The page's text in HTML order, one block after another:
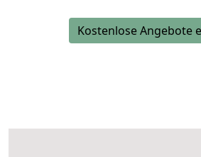
Kostenlose Angebote